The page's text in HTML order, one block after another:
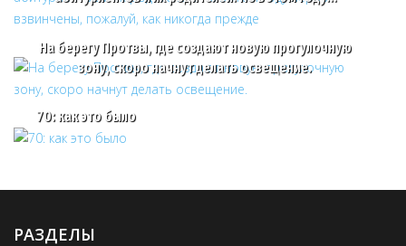
На берегу Протвы, где создают новую прогулочную
зону, скоро начнут делать освещение.
70: как это было
РАЗДЕЛЫ